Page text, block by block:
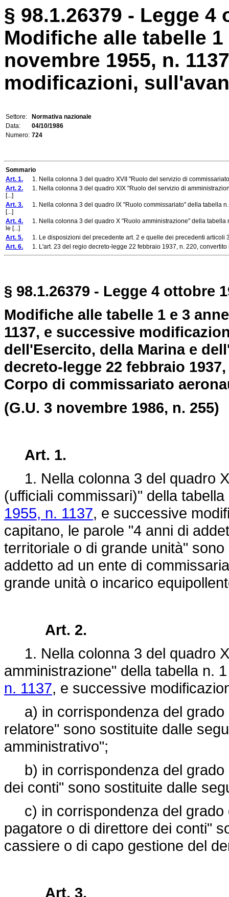
§ 98.1.26379 - Legge 4
Modifiche alle tabelle
novembre 1955, n.
modificazioni,
Settore:
Normativa nazionale
Data:
04/10/1986
Numero: 724
Sommario
Art. 1. 1. Nella colonna 3 del quadro XVII "Ruolo del servizio di
Art. 2. 1. Nella colonna 3 del quadro XIX "Ruolo del servizio di
[...]
Art. 3. 1. Nella colonna 3 del quadro IX "Ruolo commissariato" della tabella
[...]
Art. 4. 1. Nella colonna 3 del quadro X "Ruolo amministrazione" della tabella
le [...]
Art. 5. 1. Le disposizioni del precedente art. 2 e quelle dei precedenti articoli
Art. 6. 1. L'art. 23 del regio decreto-legge 22 febbraio 1937, n. 220,
§ 98.1.26379 - Legge 4 ottobre
Modifiche alle tabelle 1 e 3
1137, e successive
dell'Esercito, della Marina e
decreto-legge 22 febbraio
Corpo di commissariato
(G.U. 3 novembre 1986, n. 255)
Art. 1.
1. Nella colonna 3 del quadro
(ufficiali commissari)" della
1955, n. 1137, e successive
capitano, le parole "4 anni di
territoriale o di grande unità"
addetto ad un ente di
grande unità o incarico
Art. 2.
1. Nella colonna 3 del quadro
amministrazione" della tabella n.
n. 1137, e successive
a) in corrispondenza del grado
relatore" sono sostituite dalle
amministrativo";
b) in corrispondenza del grado
dei conti" sono sostituite dalle
c) in corrispondenza del grado
pagatore o di direttore dei conti"
cassiere o di capo gestione del
Art. 3.